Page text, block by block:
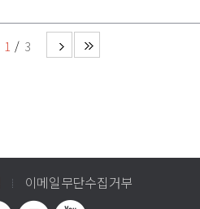
1 3
이메일무단수집거부